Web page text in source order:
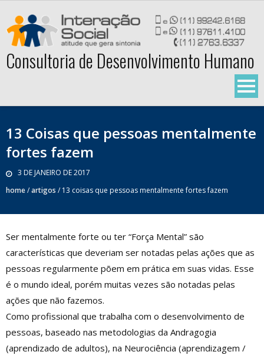
content
Consultoria de Desenvolvimento Humano
13 Coisas que pessoas mentalmente
fortes fazem
3 DE JANEIRO DE 2017
home/artigos /13 coisas que pessoas mentalmente fortes fazem
Ser mentalmente forte ou ter “Força Mental” são
características que deveriam ser notadas pelas ações que as
pessoas regularmente põem em prática em suas vidas. Esse
é o mundo ideal, porém muitas vezes são notadas pelas
ações que não fazemos.
Como profissional que trabalha com o desenvolvimento de
pessoas, baseado nas metodologias da Andragogia
(aprendizado de adultos), na Neurociência (aprendizagem /